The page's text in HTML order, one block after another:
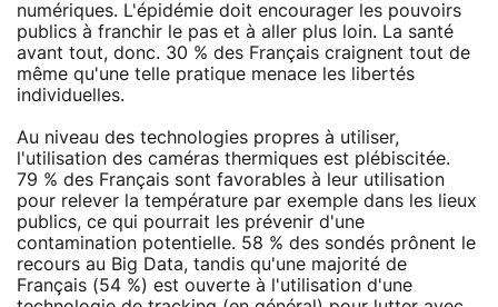
numériques. L'épidémie doit encourager les pouvoirs
publics à franchir le pas et à aller plus loin. La santé
avant tout, donc. 30 % des Français craignent tout de
même qu'une telle pratique menace les libertés
individuelles.
Au niveau des technologies propres à utiliser,
l'utilisation des caméras thermiques est plébiscitée.
79 % des Français sont favorables à leur utilisation
pour relever la température par exemple dans les lieux
publics, ce qui pourrait les prévenir d'une
contamination potentielle. 58 % des sondés prônent le
recours au Big Data, tandis qu'une majorité de
Français (54 %) est ouverte à l'utilisation d'une